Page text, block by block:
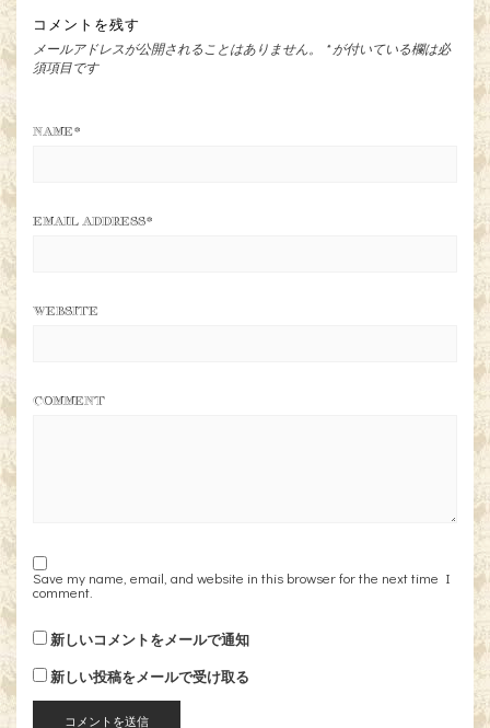
コメントを残す
メールアドレスが公開されることはありません。 *が付いている欄は必
須項目です
NAME*
EMAIL ADDRESS*
WEBSITE
COMMENT
Save my name, email, and website in this browser for the next time I
comment.
新しいコメントをメールで通知
新しい投稿をメールで受け取る